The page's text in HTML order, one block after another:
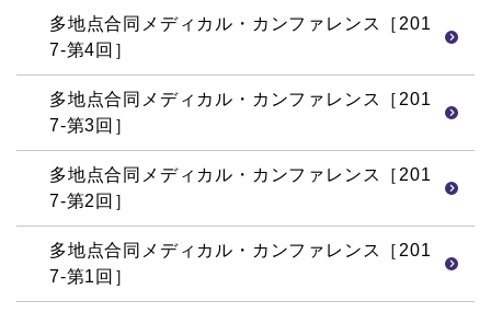
多地点合同メディカル・カンファレンス［201
7-第4回］
多地点合同メディカル・カンファレンス［201
7-第3回］
多地点合同メディカル・カンファレンス［201
7-第2回］
多地点合同メディカル・カンファレンス［201
7-第1回］